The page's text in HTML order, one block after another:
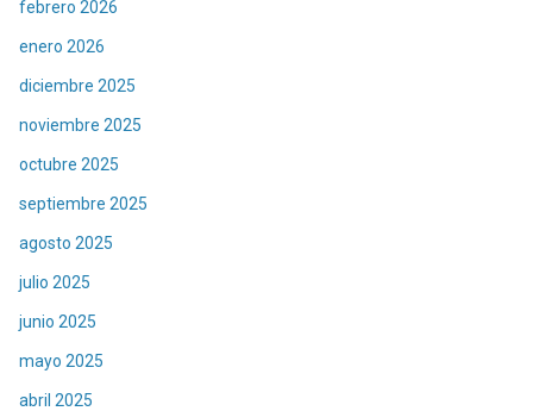
febrero 2026
enero 2026
diciembre 2025
noviembre 2025
octubre 2025
septiembre 2025
agosto 2025
julio 2025
junio 2025
mayo 2025
abril 2025